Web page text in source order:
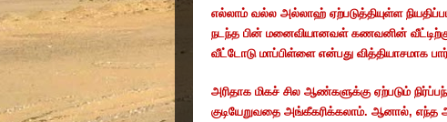
எல்லாம் வல்ல அல்லாஹ் ஏற்படுத்தியுள்ள
நடந்த பின் மனைவியானவள் கணவனின்
வீட்டோடு மாப்பிள்ளை என்பது வித்தியாசமாக
அரிதாக மிகச் சில ஆண்களுக்கு ஏற்படும்
குடியேறுவதை அங்கீகரிக்கலாம். ஆனால், எந்த